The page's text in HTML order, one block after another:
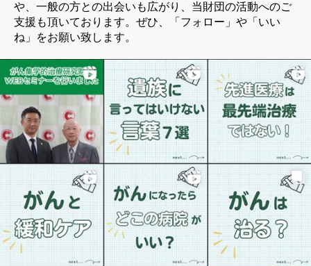
や、一般の方との出会いも広がり、当財団の活動へのご
支援も頂いております。ぜひ、「フォロー」や「いい
ね」をお願い致します。